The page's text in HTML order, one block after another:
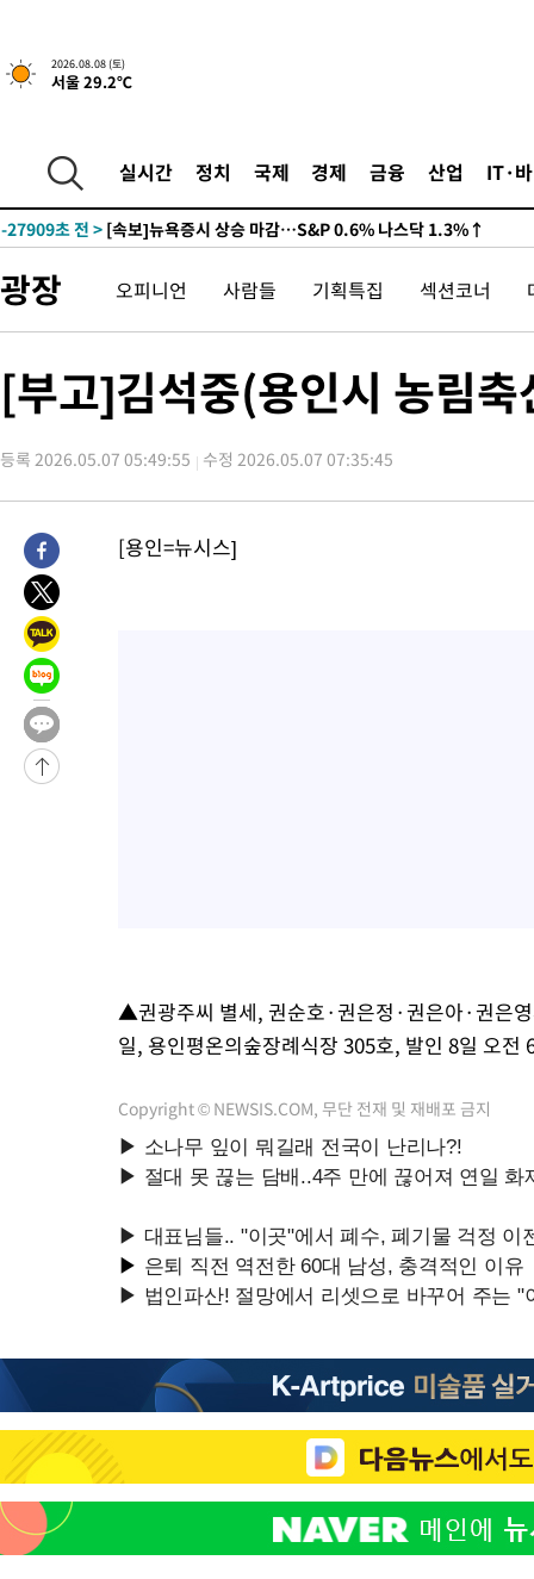
2026.08.08 (토)
서울 29.2℃
실시간 정치 국제 경제 금융 산업 IT·
-27909초 전 > [속보]뉴욕증시 상승 마감…S&P 0.6% 나스닥 1.3%↑
광장 오피니언 사람들 기획특집 섹션코너
[부고]김석중(용인시 농림
등록 2026.05.07 05:49:55 수정 2026.05.07 07:35:45
[용인=뉴시스]
▲권광주씨 별세, 권순호·권은정·권은아·권은
일, 용인평온의숲장례식장 305호, 발인 8일 오전
Copyright © NEWSIS.COM, 무단 전재 및 재배포 금지